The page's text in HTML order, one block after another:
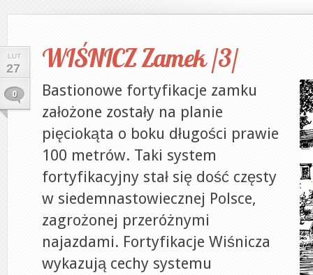
LUT
27
0
WIŚNICZ Zamek /3/
Bastionowe fortyfikacje zamku
założone zostały na planie
pięciokąta o boku długości prawie
100 metrów. Taki system
fortyfikacyjny stał się dość częsty
w siedemnastowiecznej Polsce,
zagrożonej przeróżnymi
najazdami. Fortyfikacje Wiśnicza
wykazują cechy systemu